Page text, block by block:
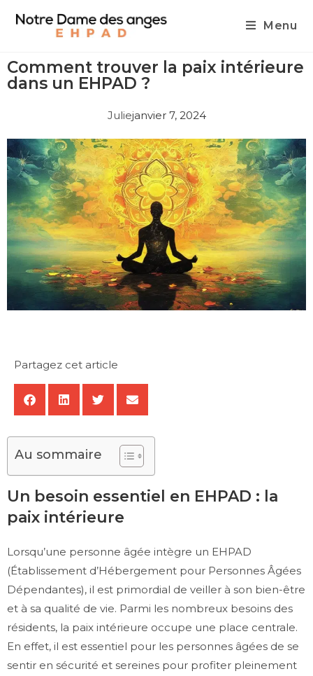
Menu
Comment trouver la paix intérieure
dans un EHPAD ?
Juliejanvier 7, 2024
Partagez cet article
Au sommaire
Un besoin essentiel en EHPAD : la
paix intérieure
Lorsqu’une personne âgée intègre un EHPAD
(Établissement d’Hébergement pour Personnes Âgées
Dépendantes), il est primordial de veiller à son bien-être
et à sa qualité de vie. Parmi les nombreux besoins des
résidents, la paix intérieure occupe une place centrale.
En effet, il est essentiel pour les personnes âgées de se
sentir en sécurité et sereines pour profiter pleinement